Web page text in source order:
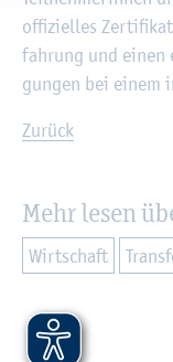
of­fi­zi­el­les
fah­rung und
gun­gen bei einem
Zu­rück
Mehr lesen
Wirt­schaft